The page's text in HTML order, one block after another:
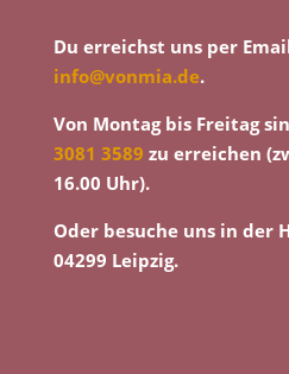
Du erreichst uns per
info@vonmia.de.
Von Montag bis Freitag
3081 3589 zu erreichen
16.00 Uhr).
Oder besuche uns in der
04299 Leipzig.